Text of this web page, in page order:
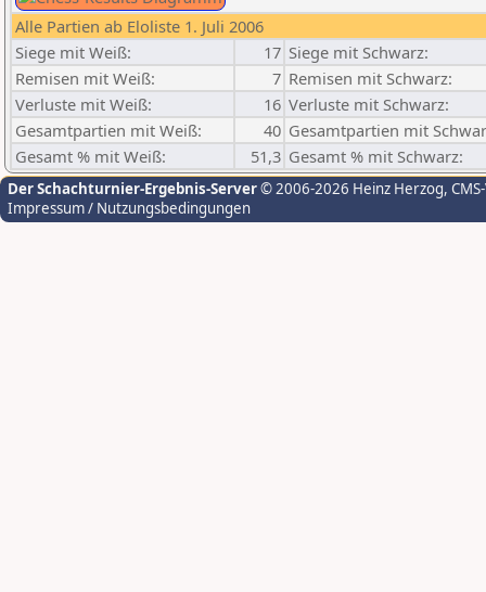
Alle Partien ab Eloliste 1. Juli 2006
Siege mit Weiß:
17 Siege mit Schwarz:
Remisen mit Weiß:
7 Remisen mit Schwarz:
Verluste mit Weiß:
16 Verluste mit Schwarz:
Gesamtpartien mit Weiß:
40 Gesamtpartien mit
Gesamt % mit Weiß:
51,3 Gesamt % mit Schwarz:
Der Schachturnier-Ergebnis-Server© 2006-2026 Heinz Herzog,
Impressum / Nutzungsbedingungen